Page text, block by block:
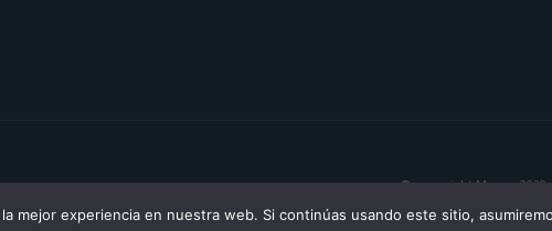
© copyright Manex
mejor experiencia en nuestra web. Si continúas usando este sitio,